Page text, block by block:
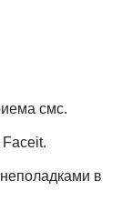
смс.
в